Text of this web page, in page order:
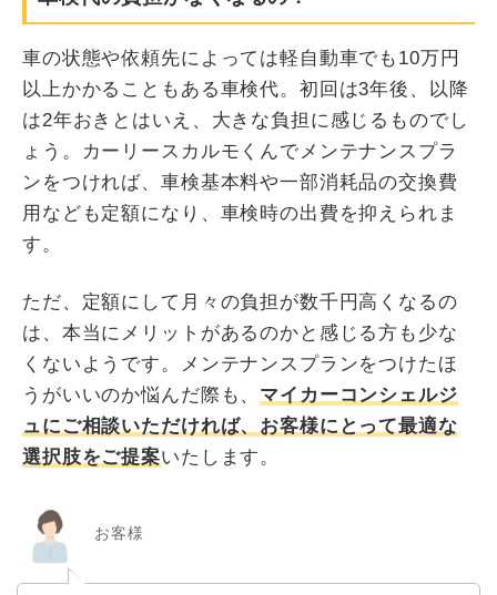
車の状態や依頼先によっては軽自動車でも10万円
以上かかることもある車検代。初回は3年後、以降
は2年おきとはいえ、大きな負担に感じるものでし
ょう。カーリースカルモくんでメンテナンスプラ
ンをつければ、車検基本料や一部消耗品の交換費
用なども定額になり、車検時の出費を抑えられま
す。
ただ、定額にして月々の負担が数千円高くなるの
は、本当にメリットがあるのかと感じる方も少な
くないようです。メンテナンスプランをつけたほ
うがいいのか悩んだ際も、 マイカーコンシェルジ
ュにご相談いただければ、お客様にとって最適な
選択肢をご提案いたします。
お客様